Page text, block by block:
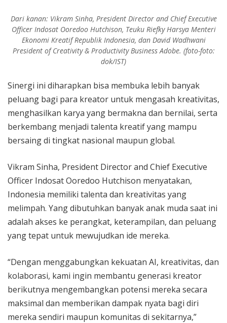
Dari kanan: Vikram Sinha, President Director and Chief Executive
Officer Indosat Ooredoo Hutchison, Teuku Riefky Harsya Menteri
Ekonomi Kreatif Republik Indonesia, dan David Wadhwani
President of Creativity & Productivity Business Adobe. (foto-foto:
dok/IST)
Sinergi ini diharapkan bisa membuka lebih banyak
peluang bagi para kreator untuk mengasah kreativitas,
menghasilkan karya yang bermakna dan bernilai, serta
berkembang menjadi talenta kreatif yang mampu
bersaing di tingkat nasional maupun global.
Vikram Sinha, President Director and Chief Executive
Officer Indosat Ooredoo Hutchison menyatakan,
Indonesia memiliki talenta dan kreativitas yang
melimpah. Yang dibutuhkan banyak anak muda saat ini
adalah akses ke perangkat, keterampilan, dan peluang
yang tepat untuk mewujudkan ide mereka.
“Dengan menggabungkan kekuatan AI, kreativitas, dan
kolaborasi, kami ingin membantu generasi kreator
berikutnya mengembangkan potensi mereka secara
maksimal dan memberikan dampak nyata bagi diri
mereka sendiri maupun komunitas di sekitarnya,”